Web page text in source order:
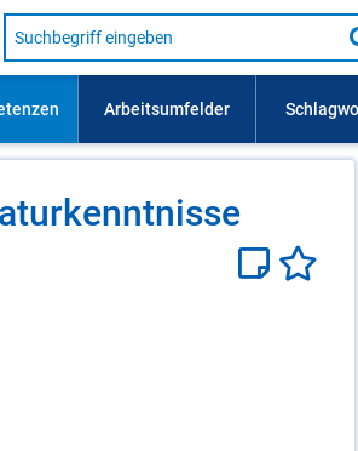
Suche
nach
Lehrausbildung,
usw.